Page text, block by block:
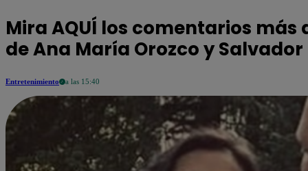
Mira AQUÍ los comentarios
de Ana María Orozco y
Entretenimiento a las 15:40